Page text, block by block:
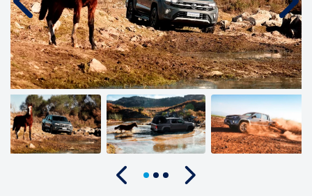
Anterior
Anterior
Próximo